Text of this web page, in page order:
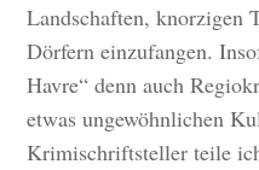
Landschaften, knorzigen
Dörfern einzufangen.
Havre“ denn auch
etwas ungewöhnlichen
Krimischriftsteller teile